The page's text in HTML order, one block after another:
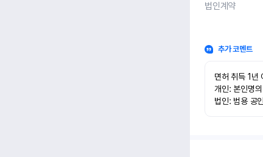
법인계약
추가 코멘트
면허 취득 1년
개인: 본인명
법인: 범용 공